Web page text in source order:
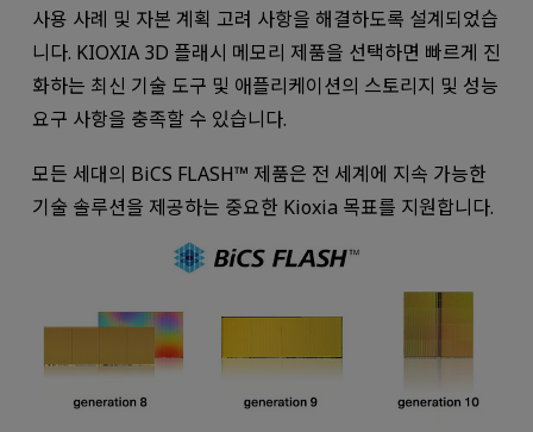
사용 사례 및 자본 계획 고려 사항을 해결하도록 설계되었습
니다. KIOXIA 3D 플래시 메모리 제품을 선택하면 빠르게 진
화하는 최신 기술 도구 및 애플리케이션의 스토리지 및 성능
요구 사항을 충족할 수 있습니다.
모든 세대의 BiCS FLASH™ 제품은 전 세계에 지속 가능한
기술 솔루션을 제공하는 중요한 Kioxia 목표를 지원합니다.